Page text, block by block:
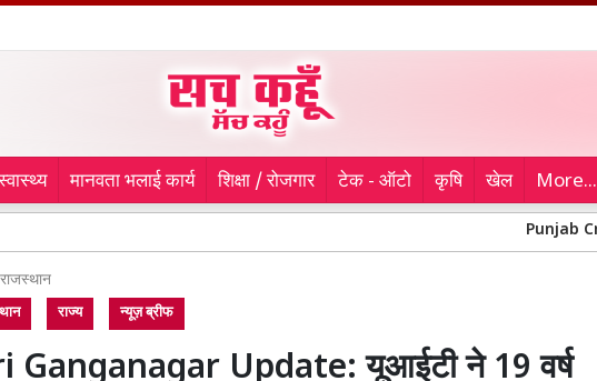
मानवता भलाई कार्य शिक्षा / रोजगार टेक - ऑटो कृषि खेल More...
Punjab Cricket
राजस्थान
राज्य न्यूज़ ब्रीफ
Ganganagar Update: यूआईटी ने 19 वर्ष